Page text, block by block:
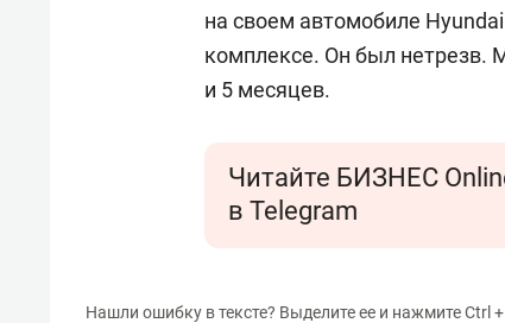
на своем автомобиле
комплексе. Он был нетрезв.
и 5 месяцев.
Читайте БИЗНЕС
в Telegram
Нашли ошибку в тексте? Выделите ее и нажмите Ctrl